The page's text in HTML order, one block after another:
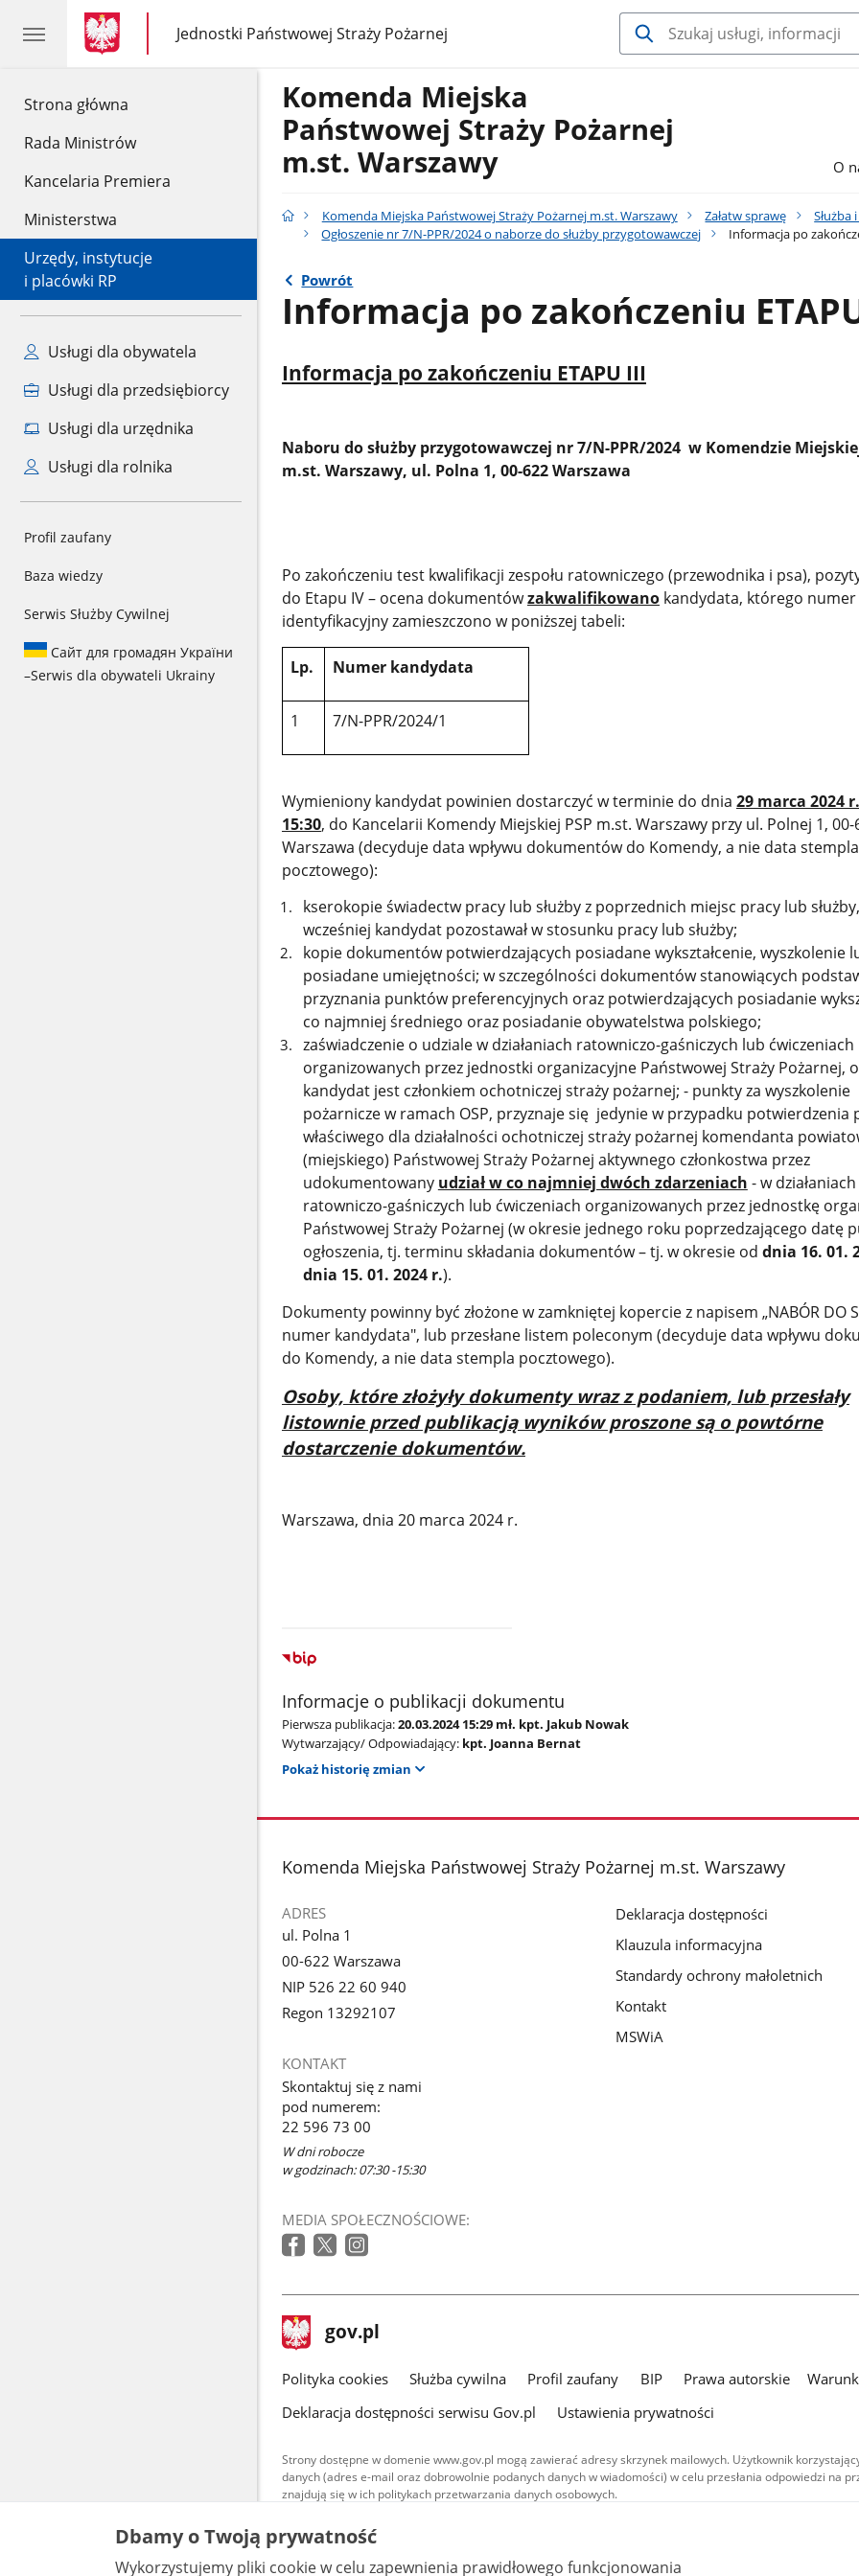
Strona główna
Rada Ministrów
Kancelaria Premiera
Ministerstwa
Urzędy, instytucje
i placówki RP
Usługi dla obywatela
Usługi dla przedsiębiorcy
Usługi dla urzędnika
Usługi dla rolnika
Profil zaufany
Baza wiedzy
Serwis Służby Cywilnej
Сайт для громадян України
–Serwis dla obywateli Ukrainy
gov.pl
gov.pl
Jednostki Państwowej Straży Pożarnej
gov.pl
Jednostki
Państwowej
Komenda Miejska
Państwowej Straży Pożarnej
m.st. Warszawy
O
Komenda Miejska Państwowej Straży Pożarnej m.st. Warszawy Załatw sprawę Służba
Ogłoszenie nr 7/N-PPR/2024 o naborze do służby przygotowawczej
Informacja po
Powrót
Informacja po zakończeniu
Informacja po zakończeniu ETAPU III
Naboru do służby przygotowawczej nr 7/N-PPR/2024 w Komendzie
m.st. Warszawy, ul. Polna 1, 00-622 Warszawa
Po zakończeniu test kwalifikacji zespołu ratowniczego (przewodnika i psa),
do Etapu IV – ocena dokumentówzakwalifikowanokandydata, którego numer
identyfikacyjny zamieszczono w poniższej tabeli:
Lp. Numer kandydata
1 7/N-PPR/2024/1
Wymieniony kandydat powinien dostarczyć w terminie do dnia 29 marca 2024
15:30, do Kancelarii Komendy Miejskiej PSP m.st. Warszawy przy ul. Polnej 1, 00-
Warszawa (decyduje data wpływu dokumentów do Komendy, a nie data stempla
pocztowego):
kserokopie świadectw pracy lub służby z poprzednich miejsc pracy lub
wcześniej kandydat pozostawał w stosunku pracy lub służby;
kopie dokumentów potwierdzających posiadane wykształcenie, wyszkolenie
posiadane umiejętności; w szczególności dokumentów stanowiących
przyznania punktów preferencyjnych oraz potwierdzających posiadanie
co najmniej średniego oraz posiadanie obywatelstwa polskiego;
zaświadczenie o udziale w działaniach ratowniczo-gaśniczych lub ćwiczeniach
organizowanych przez jednostki organizacyjne Państwowej Straży Pożarnej,
kandydat jest członkiem ochotniczej straży pożarnej; - punkty za wyszkolenie
pożarnicze w ramach OSP, przyznaje się jedynie w przypadku potwierdzenia
właściwego dla działalności ochotniczej straży pożarnej komendanta
(miejskiego) Państwowej Straży Pożarnej aktywnego członkostwa przez
udokumentowany udział w co najmniej dwóch zdarzeniach - w działaniach
ratowniczo-gaśniczych lub ćwiczeniach organizowanych przez jednostkę
Państwowej Straży Pożarnej (w okresie jednego roku poprzedzającego datę
ogłoszenia, tj. terminu składania dokumentów – tj. w okresie od dnia 16. 01.
dnia 15. 01. 2024 r.).
Dokumenty powinny być złożone w zamkniętej kopercie z napisem „NABÓR DO
numer kandydata", lub przesłane listem poleconym (decyduje data wpływu
do Komendy, a nie data stempla pocztowego).
Osoby, które złożyły dokumenty wraz z podaniem, lub przesłały
listownie przed publikacją wyników proszone są o powtórne
dostarczenie dokumentów.
Warszawa, dnia 20 marca 2024 r.
Informacje o publikacji dokumentu
Pierwsza publikacja:20.03.2024 15:29 mł. kpt. Jakub Nowak
Wytwarzający/ Odpowiadający: kpt. Joanna Bernat
Pokaż historię zmian
stopka
Komenda Miejska Państwowej Straży Pożarnej m.st. Warszawy
ADRES
ul. Polna 1
00-622 Warszawa
NIP 526 22 60 940
Regon 13292107
KONTAKT
Skontaktuj się z nami
pod numerem:
22 596 73 00
W dni robocze
w godzinach: 07:30 -15:30
MEDIA SPOŁECZNOŚCIOWE:
Deklaracja dostępności
Klauzula informacyjna
Standardy ochrony małoletnich
Kontakt
MSWiA
stopka
gov.pl Strona
gov.pl
gov.pl
Polityka cookies Służba cywilna Profil zaufany BIP Prawa autorskie
Deklaracja dostępności serwisu Gov.pl
Ustawienia prywatności
Strony dostępne w domenie www.gov.pl mogą zawierać adresy skrzynek mailowych. Użytkownik
danych (adres e-mail oraz dobrowolnie podanych danych w wiadomości) w celu przesłania odpowiedzi na
znajdują się w ich politykach przetwarzania danych osobowych.
Treści tekstowe publikowane w serwisie (z wyłączeniem treści audiowizualnych), są
udostępniane na licencji typu Creative Commons: uznanie autorstwa - na tych samych
warunkach 4.0 (CC BY-SA 4.0). Materiały audiowizualne, w tym zdjęcia, materiały audio i wideo,
Dbamy o Twoją prywatność
Wykorzystujemy pliki cookie w celu zapewnienia prawidłowego funkcjonowania